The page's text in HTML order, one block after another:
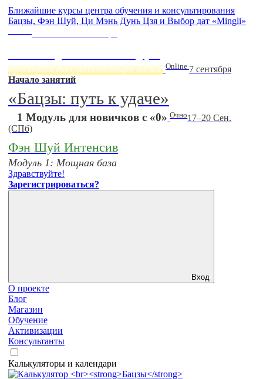
Ближайшие курсы центра обучения и консультирования
Бацзы, Фэн Шуй, Ци Мэнь Дунь Цзя и Выбор дат «Mingli»
пространство, работающее на вас Online 7 сентября
Начало занятий
«Бацзы: путь к удаче»
1 Модуль для новичков с «0» Очно17–20 Сен.
(СПб)
Фэн Шуй Интенсив
Модуль 1: Мощная база
Здравствуйте!
Зарегистрироваться?
Вход
О проекте
Блог
Магазин
Обучение
Активизации
Консультанты
Калькуляторы и календари